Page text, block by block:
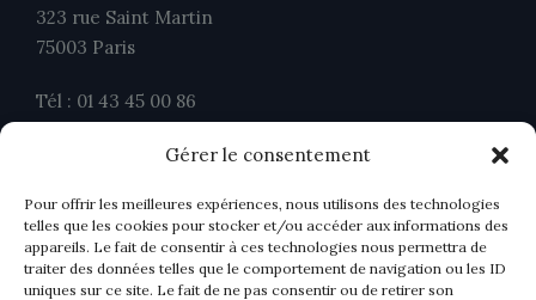
Gérer le consentement
Pour offrir les meilleures expériences, nous utilisons des technologies
telles que les cookies pour stocker et/ou accéder aux informations des
appareils. Le fait de consentir à ces technologies nous permettra de
traiter des données telles que le comportement de navigation ou les ID
uniques sur ce site. Le fait de ne pas consentir ou de retirer son
323 rue Saint Martin
75003 Paris
Tél : 01 43 45 00 86
contact@ahavocats.fr